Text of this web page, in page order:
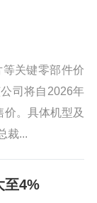
关键零部件价
司将自2026年
。具体机型及
裁...
至4%